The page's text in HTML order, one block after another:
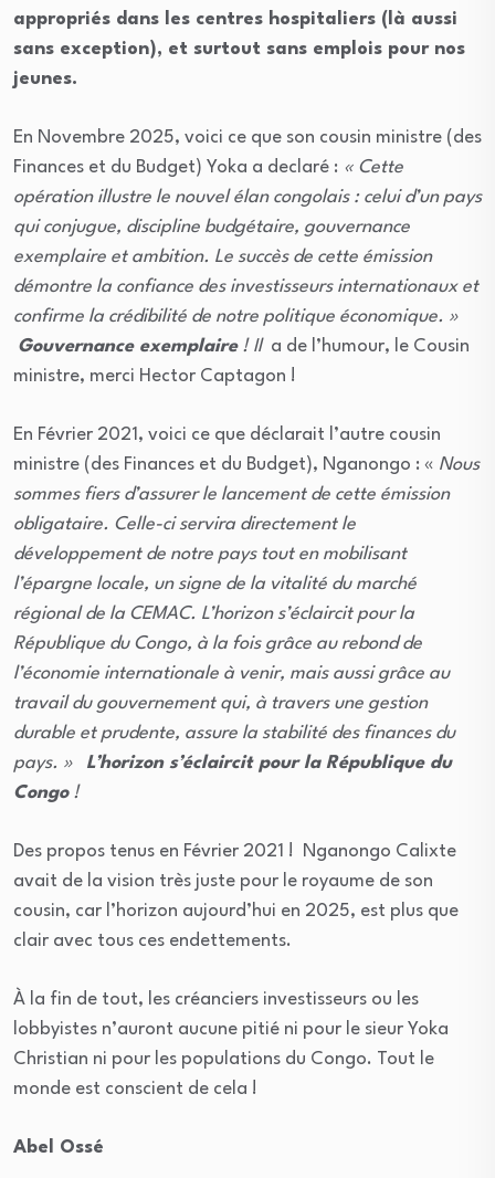
appropriés dans les centres hospitaliers (là aussi
sans exception), et surtout sans emplois pour nos
jeunes.
En Novembre 2025, voici ce que son cousin ministre (des
Finances et du Budget) Yoka a declaré : « Cette
opération illustre le nouvel élan congolais : celui d’un pays
qui conjugue, discipline budgétaire, gouvernance
exemplaire et ambition. Le succès de cette émission
démontre la confiance des investisseurs internationaux et
confirme la crédibilité de notre politique économique. »
Gouvernance exemplaire! Il a de l’humour, le Cousin
ministre, merci Hector Captagon !
En Février 2021, voici ce que déclarait l’autre cousin
ministre (des Finances et du Budget), Nganongo : « Nous
sommes fiers d’assurer le lancement de cette émission
obligataire. Celle-ci servira directement le
développement de notre pays tout en mobilisant
l’épargne locale, un signe de la vitalité du marché
régional de la CEMAC. L’horizon s’éclaircit pour la
République du Congo, à la fois grâce au rebond de
l’économie internationale à venir, mais aussi grâce au
travail du gouvernement qui, à travers une gestion
durable et prudente, assure la stabilité des finances du
pays. » L’horizon s’éclaircit pour la République du
Congo!
Des propos tenus en Février 2021 ! Nganongo Calixte
avait de la vision très juste pour le royaume de son
cousin, car l’horizon aujourd’hui en 2025, est plus que
clair avec tous ces endettements.
À la fin de tout, les créanciers investisseurs ou les
lobbyistes n’auront aucune pitié ni pour le sieur Yoka
Christian ni pour les populations du Congo. Tout le
monde est conscient de cela !
Abel Ossé